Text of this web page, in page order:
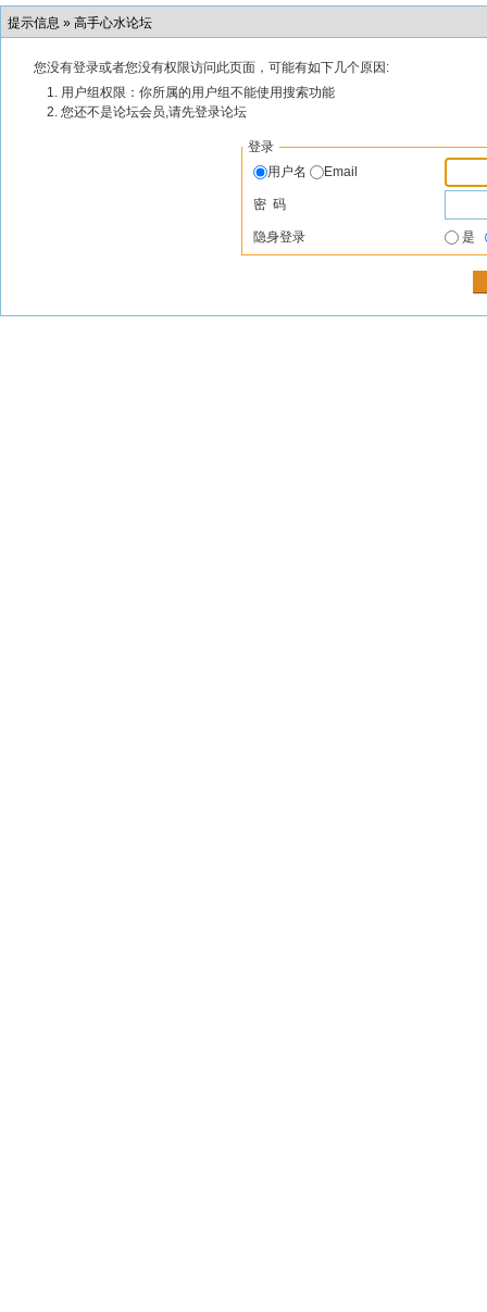
提示信息 » 高手心水论坛
您没有登录或者您没有权限访问此页面，可能有如下几个原因:
用户组权限：你所属的用户组不能使用搜索功能
您还不是论坛会员,请先登录论坛
登录
用户名
Email
密 码
隐身登录 是